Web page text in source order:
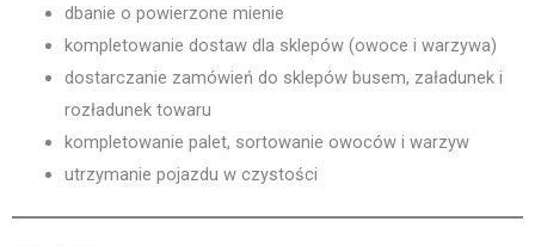
dbanie o powierzone mienie
kompletowanie dostaw dla sklepów (owoce i warzywa)
dostarczanie zamówień do sklepów busem, załadunek i
rozładunek towaru
kompletowanie palet, sortowanie owoców i warzyw
utrzymanie pojazdu w czystości